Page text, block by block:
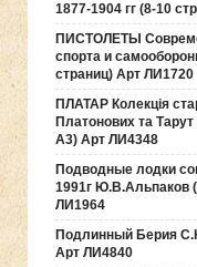
1877-1904 гг (8-10
ПИСТОЛЕТЫ
спорта и
страниц) Арт ЛИ1720
ПЛАТАР Колекція
Платонових та
А3) Арт ЛИ4348
Подводные лодки
1991г Ю.В.Альпаков
ЛИ1964
Подлинный Берия
Арт ЛИ4840